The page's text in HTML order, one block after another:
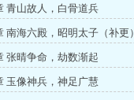
青山故人，白骨道兵
南海六殿，昭明太子（补更）
张晴争命，劫数渐起
玉像神兵，神足广慧